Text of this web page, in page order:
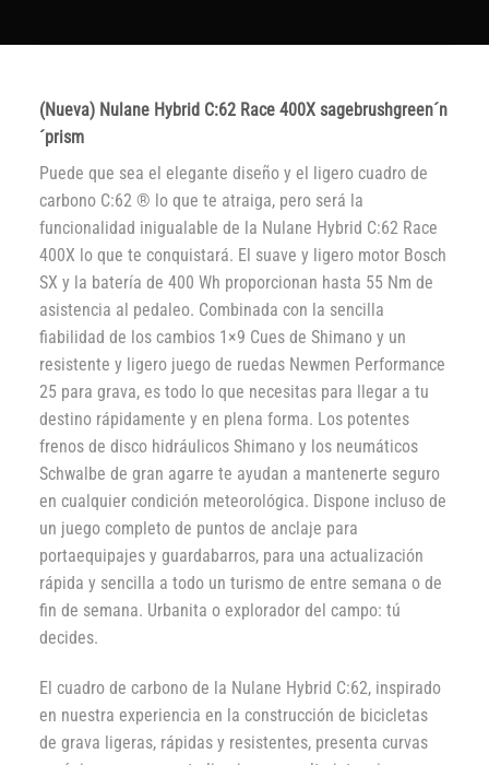
(Nueva) Nulane Hybrid C:62 Race 400X sagebrushgreen´n
´prism
Puede que sea el elegante diseño y el ligero cuadro de
carbono C:62 ® lo que te atraiga, pero será la
funcionalidad inigualable de la Nulane Hybrid C:62 Race
400X lo que te conquistará. El suave y ligero motor Bosch
SX y la batería de 400 Wh proporcionan hasta 55 Nm de
asistencia al pedaleo. Combinada con la sencilla
fiabilidad de los cambios 1×9 Cues de Shimano y un
resistente y ligero juego de ruedas Newmen Performance
25 para grava, es todo lo que necesitas para llegar a tu
destino rápidamente y en plena forma. Los potentes
frenos de disco hidráulicos Shimano y los neumáticos
Schwalbe de gran agarre te ayudan a mantenerte seguro
en cualquier condición meteorológica. Dispone incluso de
un juego completo de puntos de anclaje para
portaequipajes y guardabarros, para una actualización
rápida y sencilla a todo un turismo de entre semana o de
fin de semana. Urbanita o explorador del campo: tú
decides.
El cuadro de carbono de la Nulane Hybrid C:62, inspirado
en nuestra experiencia en la construcción de bicicletas
de grava ligeras, rápidas y resistentes, presenta curvas